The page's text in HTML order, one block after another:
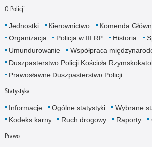
O Policji
Jednostki Kierownictwo
Komenda
Organizacja
Policja w III RP Historia
Umundurowanie
Współpraca
Duszpasterstwo Policji Kościoła
Prawosławne Duszpasterstwo Policji
Statystyka
Informacje Ogólne statystyki
Wybrane
Kodeks karny
Ruch drogowy Raporty
Prawo